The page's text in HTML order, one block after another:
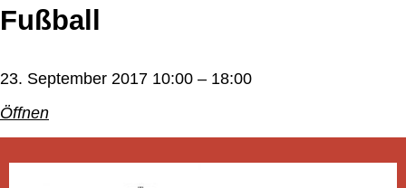
Fußball
23. September 2017 10:00 – 18:00
Öffnen